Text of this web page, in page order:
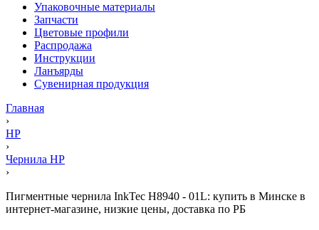
Упаковочные материалы
Запчасти
Цветовые профили
Распродажа
Инструкции
Ланъярды
Сувенирная продукция
Главная
›
HP
›
Чернила HP
›
Пигментные чернила InkTec H8940 - 01L: купить в Минске в
интернет-магазине, низкие цены, доставка по РБ